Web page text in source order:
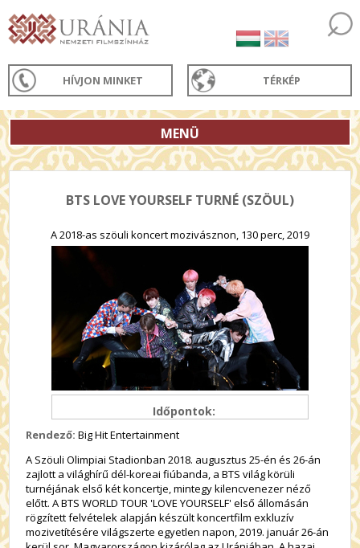
HÍVJON MINKET TÉRKÉP
MENÜ
BTS LOVE YOURSELF TURNÉ (SZÖUL)
A 2018-as szöuli koncert mozivásznon, 130 perc, 2019
Időpontok:
Rendező: Big Hit Entertainment
A Szöuli Olimpiai Stadionban 2018. augusztus 25-én és 26-án
zajlott a világhírű dél-koreai fiúbanda, a BTS világ körüli
turnéjának első két koncertje, mintegy kilencvenezer néző
előtt. A BTS WORLD TOUR 'LOVE YOURSELF' első állomásán
rögzített felvételek alapján készült koncertfilm exkluzív
mozivetítésére világszerte egyetlen napon, 2019. január 26-án